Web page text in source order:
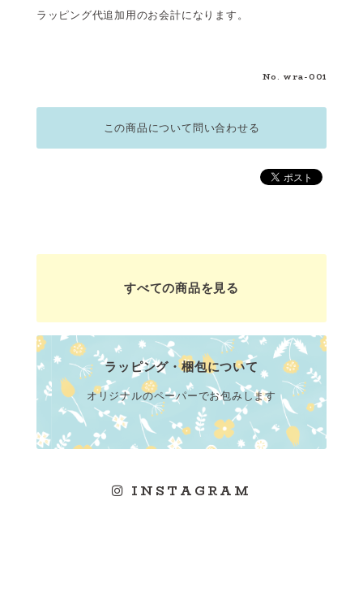
お問い合わせ
ラッピング代追加用のお会計になります。
No. wra-001
この商品について問い合わせる
すべての商品を見る
ラッピング・梱包について
オリジナルのペーパーでお包みします
INSTAGRAM